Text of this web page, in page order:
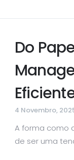
Do
4 Novembro,
A forma como
de ser uma